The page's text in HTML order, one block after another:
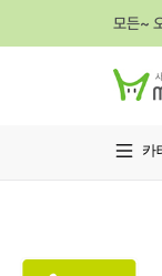
모든~
카